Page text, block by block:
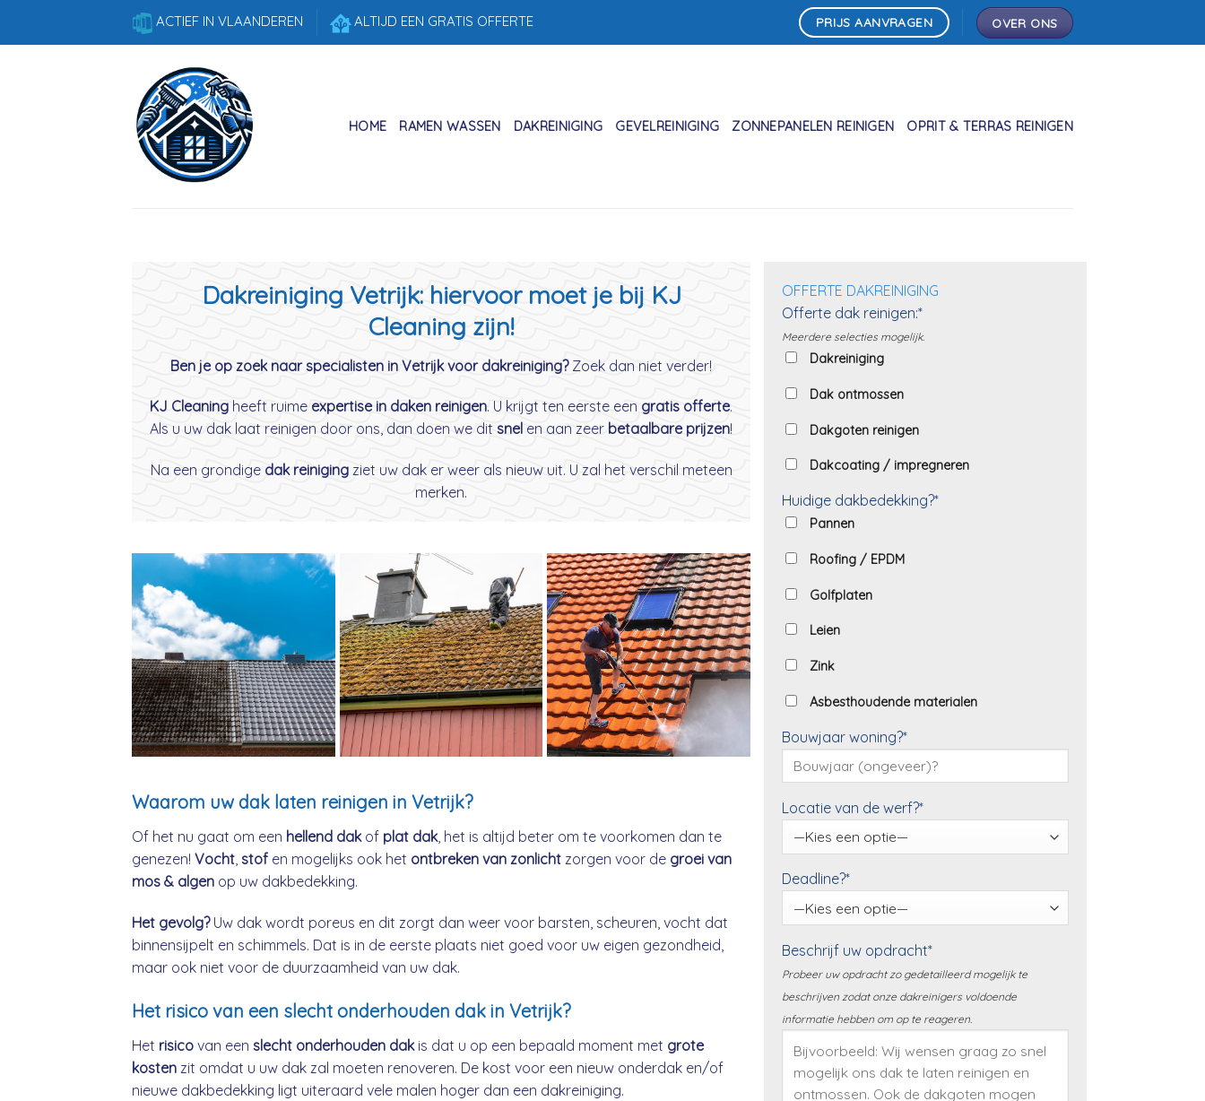
ACTIEF IN VLAANDEREN ALTIJD EEN GRATIS OFFERTE PRIJS AANVRAGEN OVER ONS
HOME RAMEN WASSEN DAKREINIGING GEVELREINIGING ZONNEPANELEN REINIGEN OPRIT & TERRAS REINIGEN
Dakreiniging Vetrijk: hiervoor moet je bij KJ
Cleaning zijn!
Ben je op zoek naar specialisten in Vetrijk voor dakreiniging?Zoek dan niet verder!
KJ Cleaning heeft ruime expertise in daken reinigen. U krijgt ten eerste een gratis offerte.
Als u uw dak laat reinigen door ons, dan doen we dit snel en aan zeer betaalbare prijzen!
Na een grondige dak reinigingziet uw dak er weer als nieuw uit. U zal het verschil meteen
merken.
Waarom uw dak laten reinigen in Vetrijk?
Of het nu gaat om een hellend dakof plat dak, het is altijd beter om te voorkomen dan te
genezen! Vocht stof en mogelijks ook het ontbreken van zonlicht zorgen voor de groei van
mos & algen op uw dakbedekking.
Het gevolg?Uw dak wordt poreus en dit zorgt dan weer voor barsten, scheuren, vocht dat
binnensijpelt en schimmels. Dat is in de eerste plaats niet goed voor uw eigen gezondheid,
maar ook niet voor de duurzaamheid van uw dak.
Het risico van een slecht onderhouden dak in Vetrijk?
Het risico van een slecht onderhouden dakis dat u op een bepaald moment met grote
kosten zit omdat u uw dak zal moeten renoveren. De kost voor een nieuw onderdak en/of
nieuwe dakbedekking ligt uiteraard vele malen hoger dan een dakreiniging.
OFFERTE DAKREINIGING
Offerte dak reinigen:*
Meerdere selecties mogelijk.
Dakreiniging
Dak ontmossen
Dakgoten reinigen
Dakcoating / impregneren
Huidige dakbedekking?*
Pannen
Roofing / EPDM
Golfplaten
Leien
Zink
Asbesthoudende materialen
Bouwjaar woning?*
Locatie van de werf?*
Deadline?*
Beschrijf uw opdracht*
Probeer uw opdracht zo gedetailleerd mogelijk te
beschrijven zodat onze dakreinigers voldoende
informatie hebben om op te reageren.